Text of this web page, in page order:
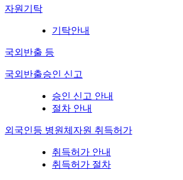
자원기탁
기탁안내
국외반출 등
국외반출승인 신고
승인 신고 안내
절차 안내
외국인등 병원체자원 취득허가
취득허가 안내
취득허가 절차